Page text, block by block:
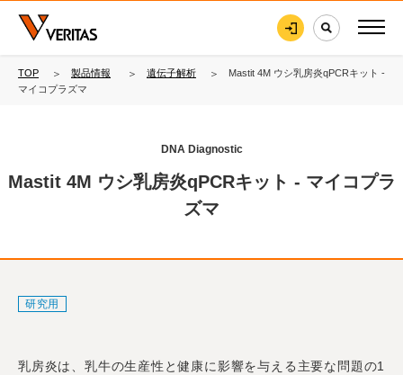
TOP 製品情報 遺伝子解析
Mastit 4M ウシ乳房炎qPCRキット -
マイコプラズマ
DNA Diagnostic
Mastit 4M ウシ乳房炎qPCRキット - マイコプラ
ズマ
研究用
乳房炎は、乳牛の生産性と健康に影響を与える主要な問題の1